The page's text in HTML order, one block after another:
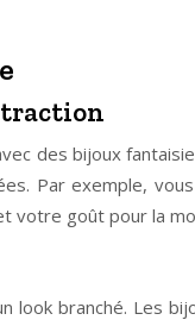
des bijoux
Par exemple,
votre goût pour la
look branché. Les